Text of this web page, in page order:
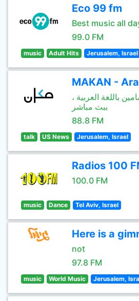
Eco 99 fm
Best music all
99.0 FM
music Adult Hits Jerusalem, Israel
MAKAN -
باللغة العربية ،
ببث مباشر
88.8 FM
talk US News Jerusalem, Israel
Radios 100
100.0 FM
music Dance Tel Aviv, Israel
Here is a
not
97.8 FM
music World Music Jerusalem,